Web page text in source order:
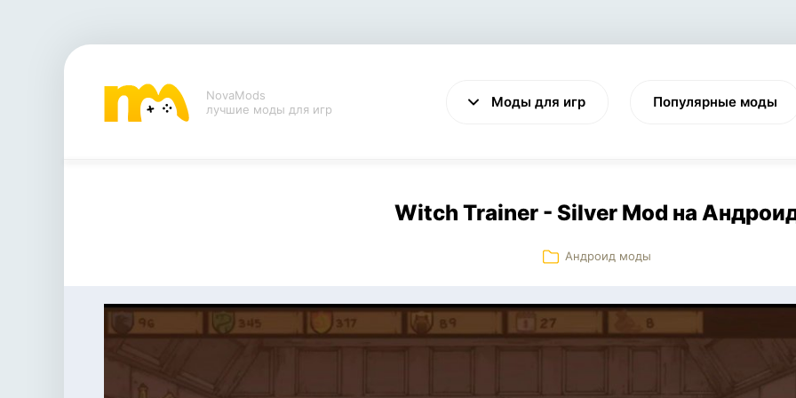
NovaMods
лучшие моды для игр
Моды для игр
VALHEIM
Популярные моды
Witch Trainer - Silver Mod на
Андроид моды